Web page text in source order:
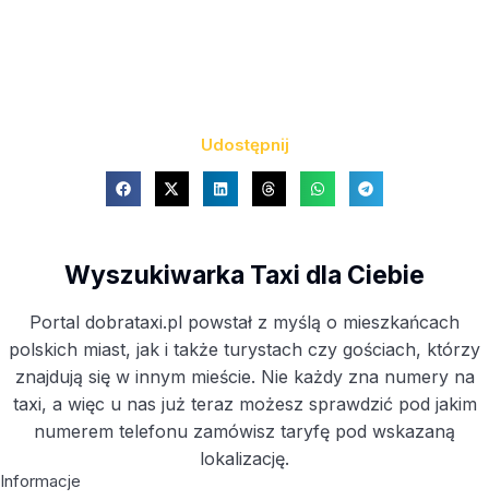
Udostępnij
Wyszukiwarka Taxi dla Ciebie
Portal dobrataxi.pl powstał z myślą o mieszkańcach
polskich miast, jak i także turystach czy gościach, którzy
znajdują się w innym mieście. Nie każdy zna numery na
taxi, a więc u nas już teraz możesz sprawdzić pod jakim
numerem telefonu zamówisz taryfę pod wskazaną
lokalizację.
Informacje